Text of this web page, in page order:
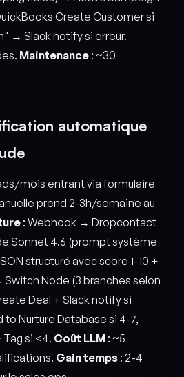
Create Customer si
→ Slack notify si erreur.
Maintenance : ~30
automatique
mois entrant via formulaire
prend 2-3h/semaine au
: Webhook → Dropcontact
Sonnet 4.6 (prompt système
structuré avec score 1-10 +
Node (3 branches selon
Deal + Slack notify si
Nurture Database si 4-7,
si <4. Coût LLM : ~5
Gain temps : 2-4